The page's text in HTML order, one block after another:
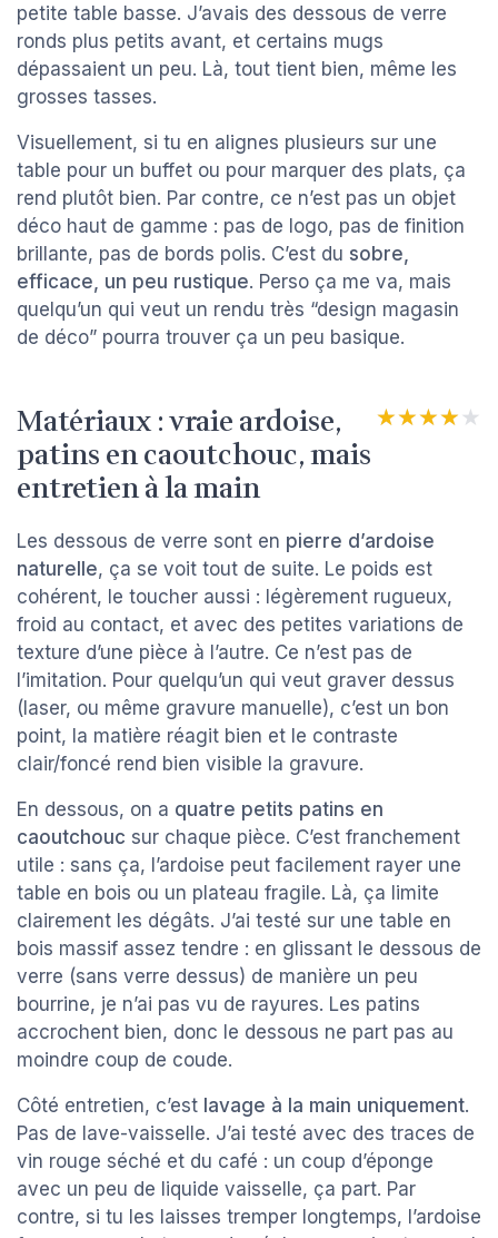
petite table basse. J’avais des dessous de verre
ronds plus petits avant, et certains mugs
dépassaient un peu. Là, tout tient bien, même les
grosses tasses.
Visuellement, si tu en alignes plusieurs sur une
table pour un buffet ou pour marquer des plats, ça
rend plutôt bien. Par contre, ce n’est pas un objet
déco haut de gamme : pas de logo, pas de finition
brillante, pas de bords polis. C’est du sobre,
efficace, un peu rustique. Perso ça me va, mais
quelqu’un qui veut un rendu très “design magasin
de déco” pourra trouver ça un peu basique.
Matériaux : vraie ardoise,
patins en caoutchouc, mais
entretien à la main
★★★★★
★★★★★
Les dessous de verre sont en pierre d’ardoise
naturelle, ça se voit tout de suite. Le poids est
cohérent, le toucher aussi : légèrement rugueux,
froid au contact, et avec des petites variations de
texture d’une pièce à l’autre. Ce n’est pas de
l’imitation. Pour quelqu’un qui veut graver dessus
(laser, ou même gravure manuelle), c’est un bon
point, la matière réagit bien et le contraste
clair/foncé rend bien visible la gravure.
En dessous, on a quatre petits patins en
caoutchouc sur chaque pièce. C’est franchement
utile : sans ça, l’ardoise peut facilement rayer une
table en bois ou un plateau fragile. Là, ça limite
clairement les dégâts. J’ai testé sur une table en
bois massif assez tendre : en glissant le dessous de
verre (sans verre dessus) de manière un peu
bourrine, je n’ai pas vu de rayures. Les patins
accrochent bien, donc le dessous ne part pas au
moindre coup de coude.
Côté entretien, c’est lavage à la main uniquement.
Pas de lave-vaisselle. J’ai testé avec des traces de
vin rouge séché et du café : un coup d’éponge
avec un peu de liquide vaisselle, ça part. Par
contre, si tu les laisses tremper longtemps, l’ardoise